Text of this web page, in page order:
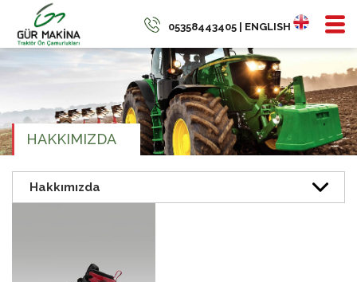
05358443405 | ENGLISH
HAKKIMIZDA